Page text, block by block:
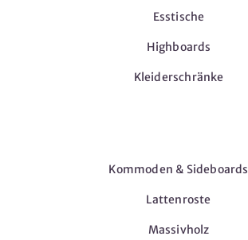
Esstische
Highboards
Kleiderschränke
Kommoden & Sideboards
Lattenroste
Massivholz